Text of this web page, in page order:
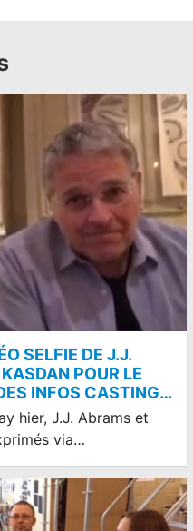
SELFIE DE J.J.
POUR LE
INFOS CASTING…
hier, J.J. Abrams et
via…